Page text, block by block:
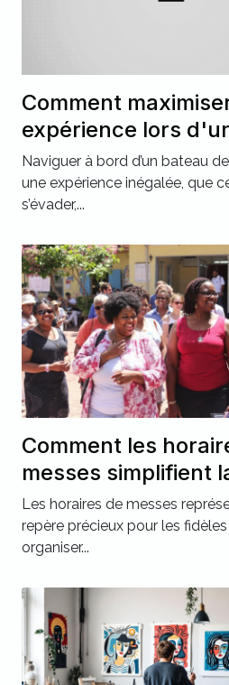
Comment
expérience lors
location de bateau ?
Naviguer à bord d’un bateau
une expérience inégalée, que
s’évader,...
Comment les
messes simplifient
pratiquants ?
Les horaires de messes
repère précieux pour les
organiser...